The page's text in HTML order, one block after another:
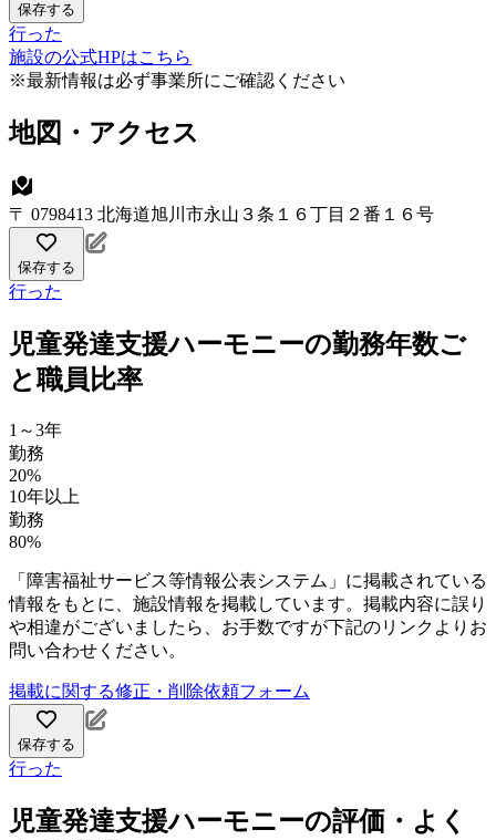
保存する
行った
施設の公式HPはこちら
※最新情報は必ず事業所にご確認ください
地図・アクセス
〒 0798413 北海道旭川市永山３条１６丁目２番１６号
保存する
行った
児童発達支援ハーモニーの勤務年数ご
と職員比率
1～3年
勤務
20%
10年以上
勤務
80%
「障害福祉サービス等情報公表システム」に掲載されている
情報をもとに、施設情報を掲載しています。掲載内容に誤り
や相違がございましたら、お手数ですが下記のリンクよりお
問い合わせください。
掲載に関する修正・削除依頼フォーム
保存する
行った
児童発達支援ハーモニーの評価・よく